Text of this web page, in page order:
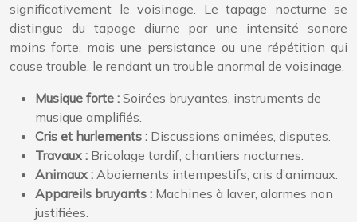
significativement le voisinage. Le tapage nocturne se
distingue du tapage diurne par une intensité sonore
moins forte, mais une persistance ou une répétition qui
cause trouble, le rendant un trouble anormal de voisinage.
Musique forte : Soirées bruyantes, instruments de
musique amplifiés.
Cris et hurlements : Discussions animées, disputes.
Travaux : Bricolage tardif, chantiers nocturnes.
Animaux : Aboiements intempestifs, cris d’animaux.
Appareils bruyants : Machines à laver, alarmes non
justifiées.